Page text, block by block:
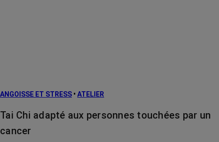
ANGOISSE ET STRESS • ATELIER
Tai Chi adapté aux personnes touchées par un
cancer